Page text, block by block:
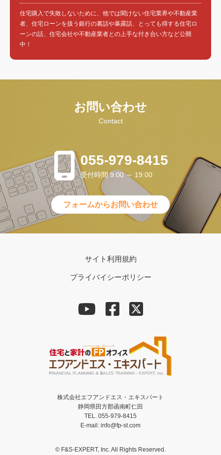
住宅購入で失敗しないために、他では聞けない住宅業界や不動産業
者、住宅ローンを扱う銀行の裏話や暴露話、とっても得する住宅ロ
ーンの話、住宅会社や不動産業者との上手な付き合い方など公開
中！
お問い合わせ
Contact
055-979-8415
受付時間 9:00 ～ 19:00
フォームからお問い合わせ
サイト利用規約
プライバイシーポリシー
株式会社エフアンドエス・エキスパート
静岡県田方郡函南町仁田
TEL. 055-979-8415
E-mail: info@fp-st.com
© F&S-EXPERT, Inc. All Rights Reserved.